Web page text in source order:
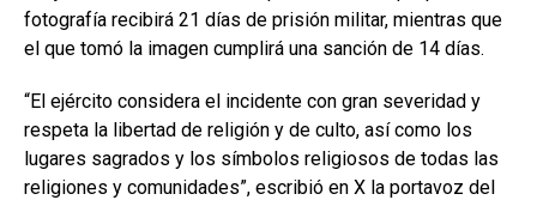
fotografía recibirá 21 días de prisión militar, mientras que
el que tomó la imagen cumplirá una sanción de 14 días.
“El ejército considera el incidente con gran severidad y
respeta la libertad de religión y de culto, así como los
lugares sagrados y los símbolos religiosos de todas las
religiones y comunidades”, escribió en X la portavoz del